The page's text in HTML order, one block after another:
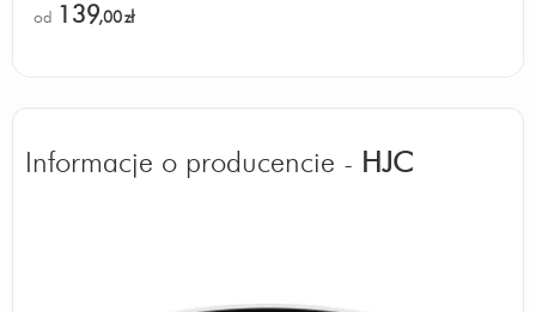
od 139,00zł
Informacje o producencie - HJC